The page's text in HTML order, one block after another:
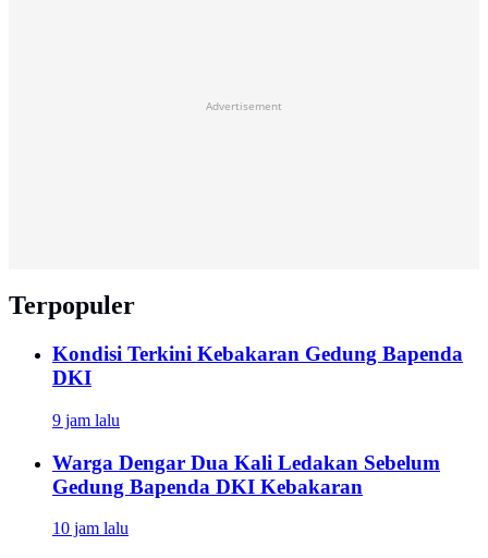
Advertisement
Terpopuler
Kondisi Terkini Kebakaran Gedung Bapenda
DKI
9 jam lalu
Warga Dengar Dua Kali Ledakan Sebelum
Gedung Bapenda DKI Kebakaran
10 jam lalu